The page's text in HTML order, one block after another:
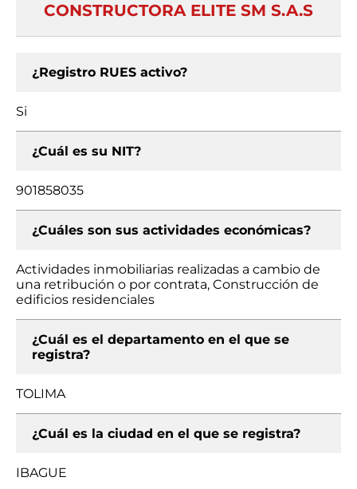
CONSTRUCTORA ELITE SM S.A.S
¿Registro RUES activo?
Si
¿Cuál es su NIT?
901858035
¿Cuáles son sus actividades económicas?
Actividades inmobiliarias realizadas a cambio de
una retribución o por contrata, Construcción de
edificios residenciales
¿Cuál es el departamento en el que se
registra?
TOLIMA
¿Cuál es la ciudad en el que se registra?
IBAGUE